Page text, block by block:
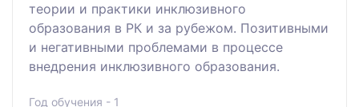
теории и практики инклюзивного
образования в РК и за рубежом. Позитивными
и негативными проблемами в процессе
внедрения инклюзивного образования.
Год обучения - 1